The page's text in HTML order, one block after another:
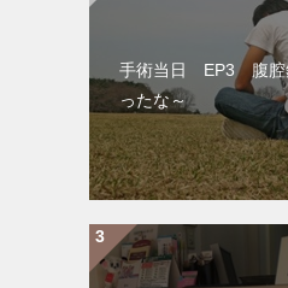
手術当日 EP3 腹腔
ったな～